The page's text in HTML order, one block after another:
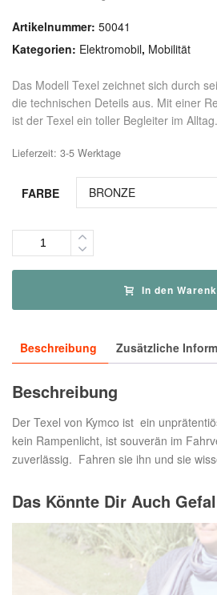
Artikelnummer: 50041
Kategorien: Elektromobil, Mobilität
Das Modell Texel zeichnet sich durch
die technischen Deteils aus. Mit einer
ist der Texel ein toller Begleiter im Alltag.
Lieferzeit: 3-5 Werktage
FARBE
Menge
In den
Beschreibung Zusätzliche
Beschreibung
Der Texel von Kymco ist ein
kein Rampenlicht, ist souverän im
zuverlässig. Fahren sie ihn und sie
Das Könnte Dir Auch